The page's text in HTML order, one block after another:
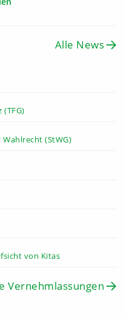
Alle News
(StWG)
von Kitas
Vernehmlassungen